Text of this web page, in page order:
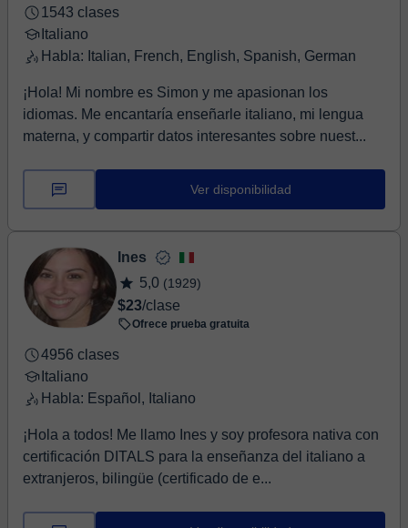
1543 clases
Italiano
Habla: Italian, French, English, Spanish, German
¡Hola! Mi nombre es Simon y me apasionan los
idiomas. Me encantaría enseñarle italiano, mi lengua
materna, y compartir datos interesantes sobre nuest...
Ver disponibilidad
Ines
5,0 (1929)
$23/clase
Ofrece prueba gratuita
4956 clases
Italiano
Habla: Español, Italiano
¡Hola a todos! Me llamo Ines y soy profesora nativa con
certificación DITALS para la enseñanza del italiano a
extranjeros, bilingüe (certificado de e...